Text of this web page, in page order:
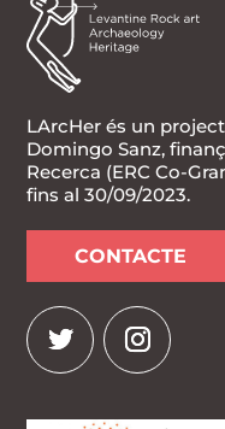
LArcHer és un
Domingo Sanz,
Recerca (ERC Co-
fins al 30/09/2023.
CONTACTE